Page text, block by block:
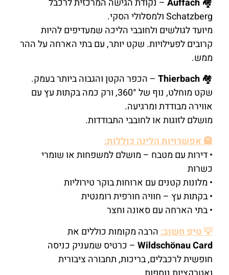
Schatzberg ולמסלולי הסקי.
מיועד לגולשים ולחובבי הליכה שמעדיפים להיות
קרובים לפעילויות. שקט יותר, עם בתי הארחה על ההר
ממש.
🏘️
Thierbach – הכפר הקטן והגבוה ביותר בעמק.
שקט מוחלט, נוף של 360°, ורק כמה בקתות עץ עם
אווירה מבודדת ומרגיעה.
מושלם לזוגות או לחובבי התבודדות.
🏨 אפשרויות הלינה כוללות:
• דירות עם מטבח – מושלם למשפחות או שומרי
כשרות
• מלונות קטנים עם ארוחות בוקר טירוליות
• בקתות עץ – חוויה חורפית רומנטית
• בתי הארחה עם סאונה וחצר
💡 טיפ חשוב:הרבה מקומות כוללים את
Wildschönau Card – כרטיס שמעניק כניסה
חופשית לרכבלים, בריכות, תחבורה ציבורית